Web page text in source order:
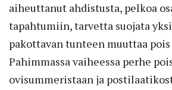
aiheuttanut ahdistusta, pelkoa
tapahtumiin, tarvetta suojata
pakottavan tunteen muuttaa pois
Pahimmassa vaiheessa perhe
ovisummeristaan ja